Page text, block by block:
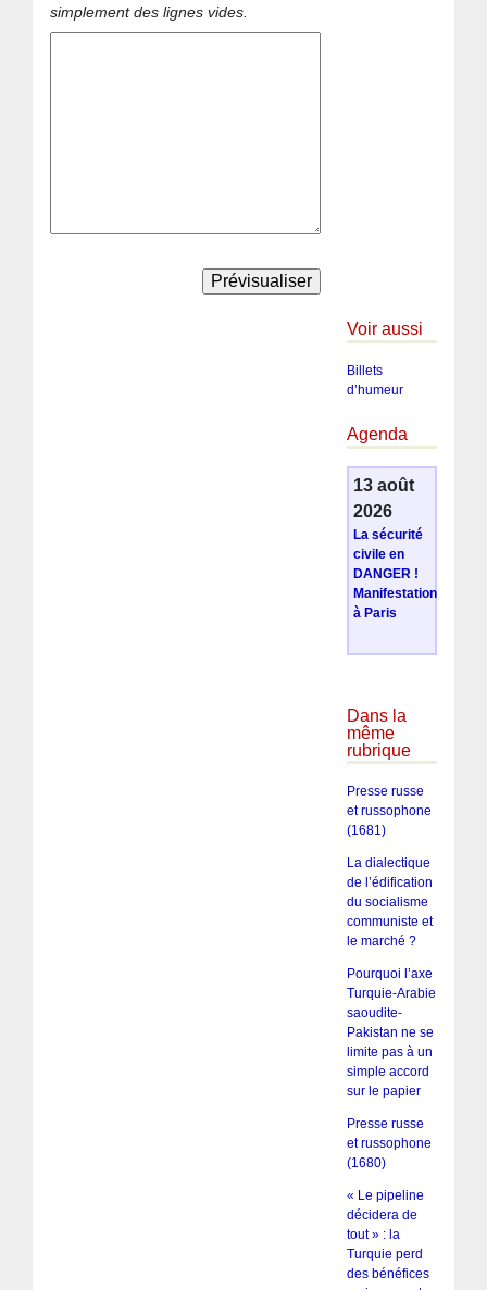
simplement des lignes vides.
Voir aussi
Billets
d’humeur
Agenda
13 août
2026
La sécurité
civile en
DANGER !
Manifestation
à Paris
Dans la
même
rubrique
Presse russe
et russophone
(1681)
La dialectique
de l’édification
du socialisme
communiste et
le marché ?
Pourquoi l’axe
Turquie-Arabie
saoudite-
Pakistan ne se
limite pas à un
simple accord
sur le papier
Presse russe
et russophone
(1680)
« Le pipeline
décidera de
tout » : la
Turquie perd
des bénéfices